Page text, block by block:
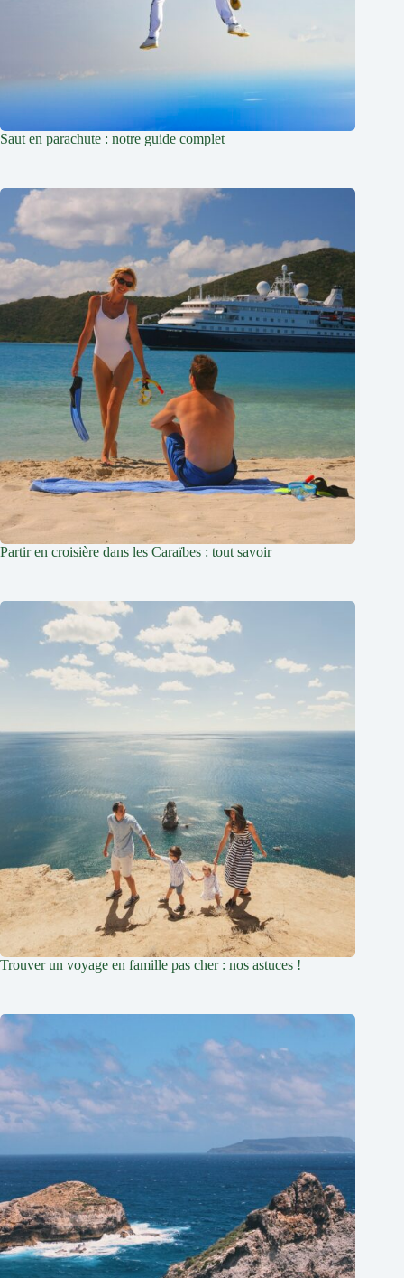
Saut en parachute : notre guide complet
Partir en croisière dans les Caraïbes : tout savoir
Trouver un voyage en famille pas cher : nos astuces !